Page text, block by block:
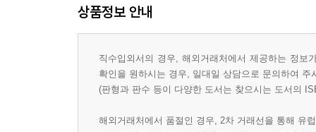
상품정보 안내
직수입외서의 경우, 해외거래처에서 제공하는 정
확인을 원하시는 경우, 일대일 상담으로 문의하여 주
(판형과 판수 등이 다양한 도서는 찾으시는 도서의
해외거래처에서 품절인 경우, 2차 거래선을 통해 유